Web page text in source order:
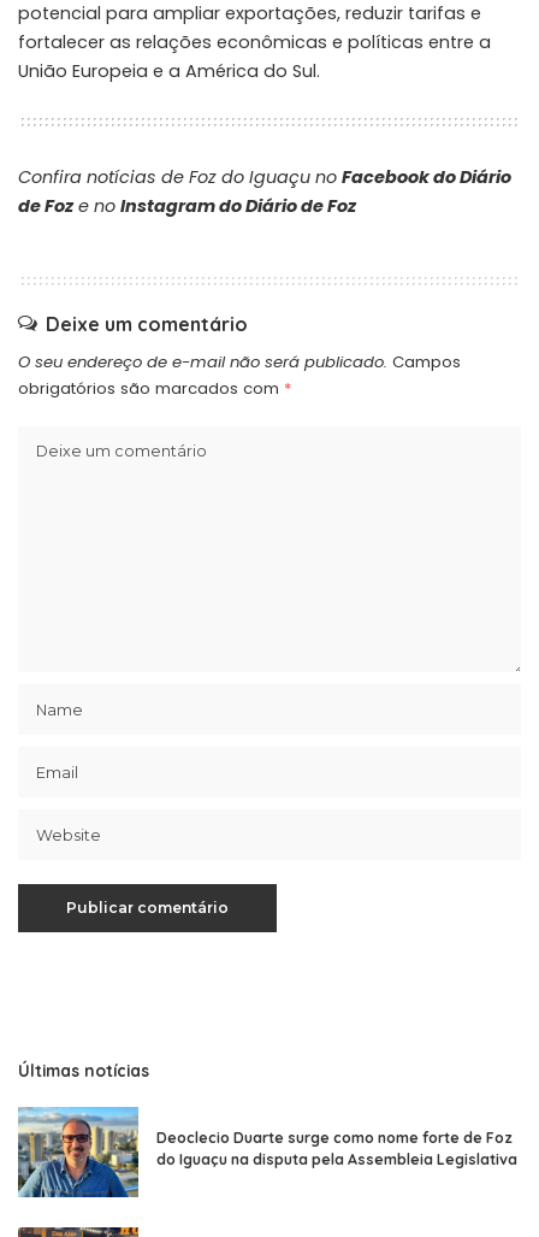
potencial para ampliar exportações, reduzir tarifas e
fortalecer as relações econômicas e políticas entre a
União Europeia e a América do Sul.
Confira notícias de Foz do Iguaçu no Facebook do Diário
de Foze no Instagram do Diário de Foz
Deixe um comentário
O seu endereço de e-mail não será publicado. Campos
obrigatórios são marcados com *
Últimas notícias
Deoclecio Duarte surge como nome forte de Foz
do Iguaçu na disputa pela Assembleia Legislativa